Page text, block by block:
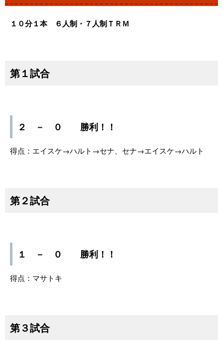
１０分１本 ６人制・７人制ＴＲＭ
第１試合
２ － ０ 勝利！！
得点：エイスケ→ハルト→セナ、セナ→エイスケ→ハルト
第２試合
１ － ０ 勝利！！
得点：マサトキ
第３試合